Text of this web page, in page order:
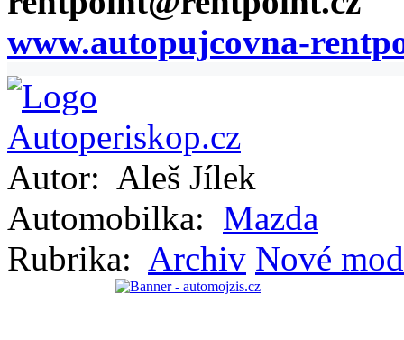
www.autopujcovna-
Autor: Aleš Jílek
Automobilka: Mazda
Rubrika: Archiv Nové